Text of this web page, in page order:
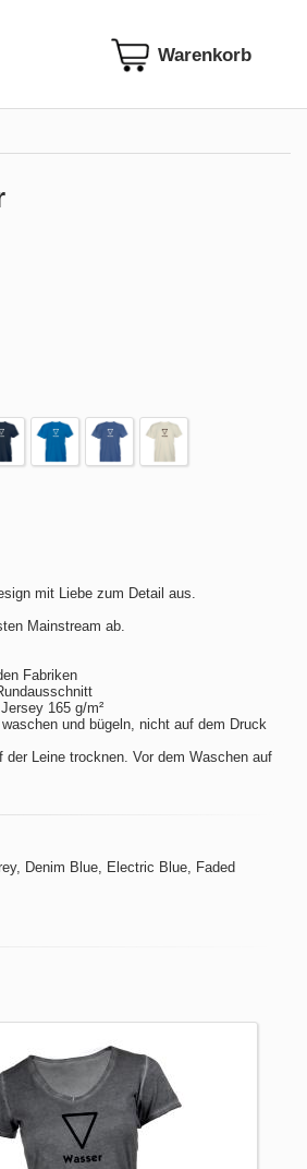
mit Liebe zum Detail aus.
Mainstream ab.
Fabriken
165 g/m²
und bügeln, nicht auf dem Druck
Leine trocknen. Vor dem Waschen auf
Denim Blue, Electric Blue, Faded